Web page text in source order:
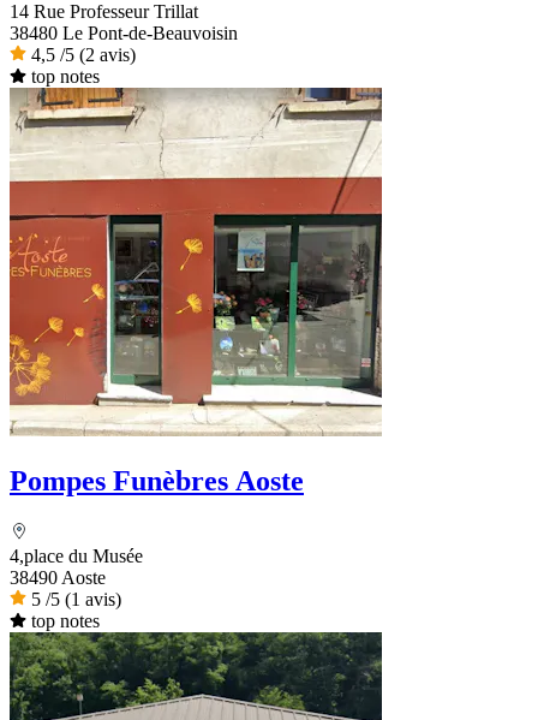
14 Rue Professeur Trillat
38480 Le Pont-de-Beauvoisin
4,5 /5 (2 avis)
top notes
Pompes Funèbres Aoste
4,place du Musée
38490 Aoste
5 /5 (1 avis)
top notes